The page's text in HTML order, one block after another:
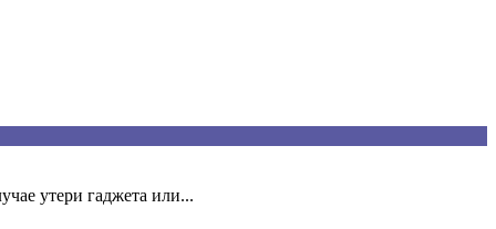
утери гаджета или...